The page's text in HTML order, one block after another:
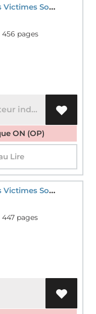
Comment Aider Les Victimes Souffrant De Stress Post-traumatique
456 pages
ON (OP)
ON (OP)
Lire
Comment Aider Les Victimes Souffrant De Stress Post-traumatique ; Guide A L'intention Des Therapeutes
447 pages